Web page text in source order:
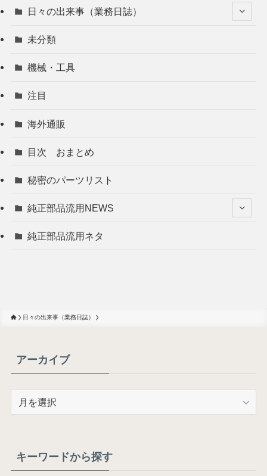
日々の出来事（業務日誌）
未分類
機械・工具
注目
海外通販
目次 おまとめ
秘密のパーツリスト
純正部品流用NEWS
純正部品流用ネタ
日々の出来事（業務日誌）
アーカイブ
ブキーワードから探す